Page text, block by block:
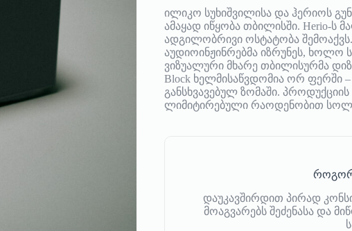
ილიკო სუხიშვილისა და ჰერიოს
ამაყად იწყობა თბილისში. Herio-ს
ადგილობრივი ოსტატობა
აუდიოინჟინრებმა იზრუნეს, ხოლო
ვიზუალური მხარე თბილისურმა
Block ხელმისაწვდომია ორ ფერში
განსხვავებულ ზომაში.
ლიმიტირებული რაოდენობით
როგორ
დაუკავშირდით პირად
მოაგვარებს შეძენასა და